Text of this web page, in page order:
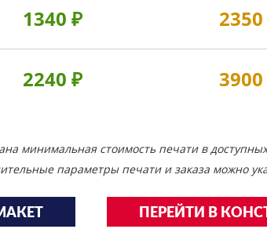
1340 ₽ 2350
2240 ₽ 3900
минимальная стоимость печати в
параметры печати и заказа можно
ПЕРЕЙТИ В